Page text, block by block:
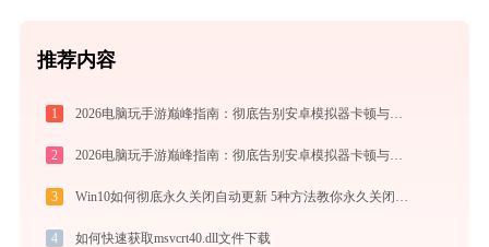
推荐内容
1 2026电脑玩手游巅峰指南：彻底告别安卓模拟器卡顿与捆绑，体验官方原生多端互通
2 2026电脑玩手游巅峰指南：彻底告别安卓模拟器卡顿与捆绑，体验官方原生多端互通
3
4 如何快速获取msvcrt40.dll文件下载